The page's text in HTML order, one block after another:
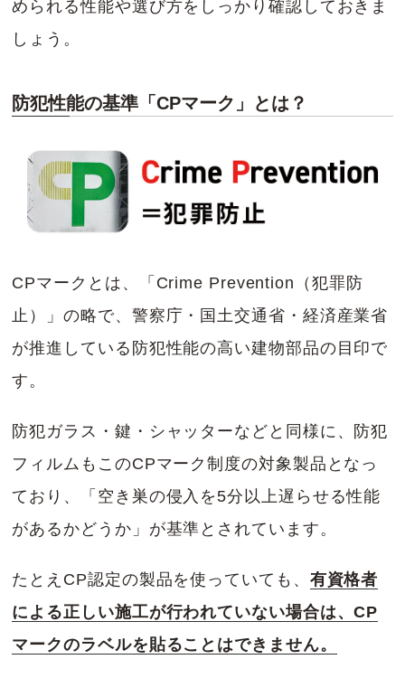
められる性能や選び方をしっかり確認しておきま
しょう。
防犯性能の基準「CPマーク」とは？
CPマークとは、「Crime Prevention（犯罪防
止）」の略で、警察庁・国土交通省・経済産業省
が推進している防犯性能の高い建物部品の目印で
す。
防犯ガラス・鍵・シャッターなどと同様に、防犯
フィルムもこのCPマーク制度の対象製品となっ
ており、「空き巣の侵入を5分以上遅らせる性能
があるかどうか」が基準とされています。
たとえCP認定の製品を使っていても、 有資格者
による正しい施工が行われていない場合は、CP
マークのラベルを貼ることはできません。